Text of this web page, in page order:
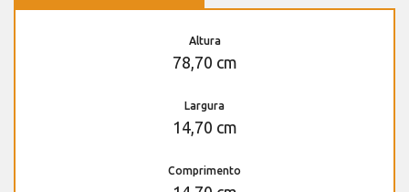
Altura
78,70 cm
Largura
14,70 cm
Comprimento